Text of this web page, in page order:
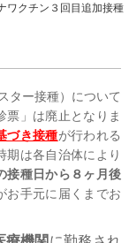
ワクチン３回目追加接種
ター接種）について
票」は廃止となりま
づき接種が行われる
期は各自治体により
接種日から８ヶ月後
お手元に届くまでお